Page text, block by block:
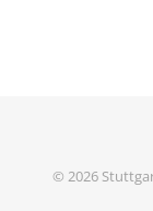
© 2026